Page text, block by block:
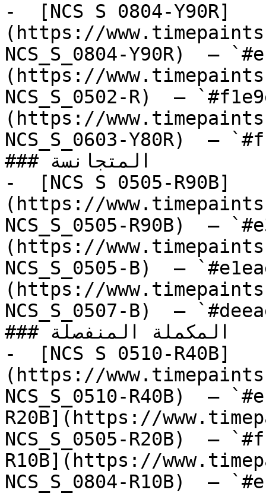
-  [NCS S 0804-Y90R]
(https://
NCS_S_0804-Y90R)  —
(https://
NCS_S_0502-R)  —
(https://
NCS_S_0603-Y80R)  —
### المتجانسة
-  [NCS S 0505-R90B]
(https://
NCS_S_0505-R90B)  —
(https://
NCS_S_0505-B)  —
(https://
NCS_S_0507-B)  —
### المكملة المنفصلة
-  [NCS S 0510-R40B]
(https://
NCS_S_0510-R40B)  —
R20B](https://
NCS_S_0505-R20B)  —
R10B](https://
NCS_S_0804-R10B)  —